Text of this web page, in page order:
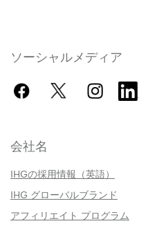
ソーシャルメディア
会社名
IHGの採用情報（英語）
IHG グローバルブランド
アフィリエイト プログラム